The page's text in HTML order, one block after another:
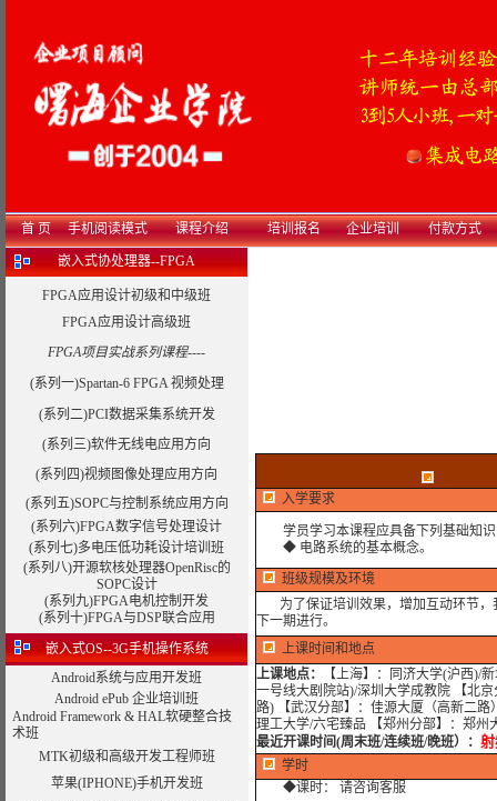
首 页 手机阅读模式 课程介绍 培训报名 企业培训 付款方式
嵌入式协处理器--FPGA
FPGA应用设计初级和中级班
FPGA应用设计高级班
FPGA项目实战系列课程----
(系列一)Spartan-6 FPGA 视频处理
(系列二)PCI数据采集系统开发
(系列三)软件无线电应用方向
(系列四)视频图像处理应用方向
(系列五)SOPC与控制系统应用方向
(系列六)FPGA数字信号处理设计
(系列七)多电压低功耗设计培训班
(系列八)开源软核处理器OpenRisc的
SOPC设计
(系列九)FPGA电机控制开发
(系列十)FPGA与DSP联合应用
嵌入式OS--3G手机操作系统
Android系统与应用开发班
Android ePub 企业培训班
Android Framework & HAL软硬整合技
术班
MTK初级和高级开发工程师班
苹果(IPHONE)手机开发班
入学要求
学员学习本课程应具备下列基础知
◆ 电路系统的基本概念。
班级规模及环境
为了保证培训效果，增加互动环节，
下一期进行。
上课时间和地点
上课地点：
【上海】：同济大学(沪西)/
一号线大剧院站)/深圳大学成教院 【北
路) 【武汉分部】：佳源大厦（高新二
理工大学/六宅臻品 【郑州分部】：郑
最近开课时间(周末班/连续班/晚班）
：
学时
◆课时： 请咨询客服